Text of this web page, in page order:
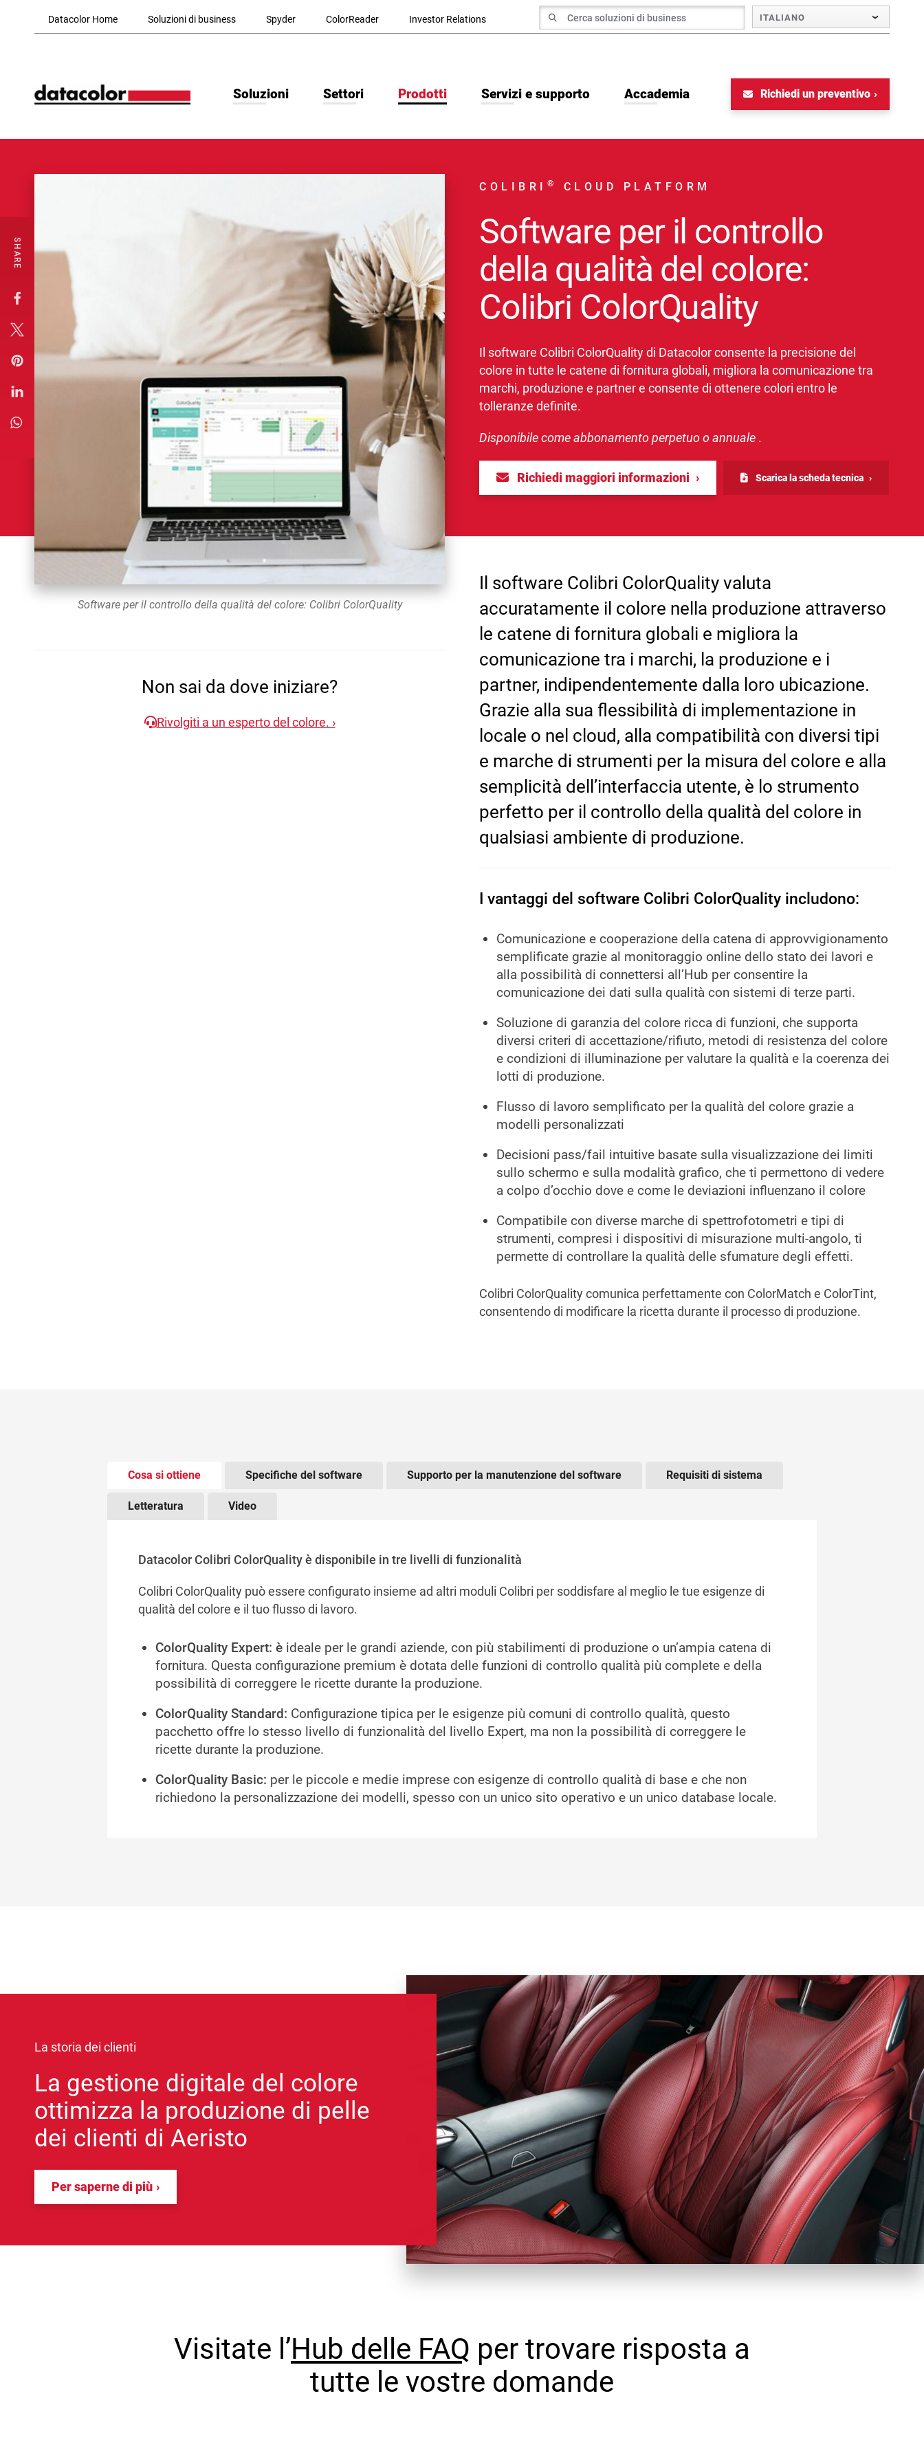
Datacolor Home Soluzioni di business Spyder ColorReader Investor Relations ricerca di
Cerca Ricerca
ITALIANO
Soluzioni Settori Prodotti Servizi e supporto Accademia Richiedi un preventivo
SHARE
Software per il controllo della qualità del colore: Colibri ColorQuality
COLIBRI ® CLOUD PLATFORM
Software per il controllo
della qualità del colore:
Colibri ColorQuality
Il software Colibri ColorQuality di Datacolor consente la precisione del
colore in tutte le catene di fornitura globali, migliora la comunicazione tra
marchi, produzione e partner e consente di ottenere colori entro le
tolleranze definite.
Disponibile come abbonamento perpetuo o annuale .
Richiedi maggiori informazioni Scarica la scheda tecnica
Non sai da dove iniziare?
Rivolgiti a un esperto del colore. ›
Il software Colibri ColorQuality valuta
accuratamente il colore nella produzione attraverso
le catene di fornitura globali e migliora la
comunicazione tra i marchi, la produzione e i
partner, indipendentemente dalla loro ubicazione.
Grazie alla sua flessibilità di implementazione in
locale o nel cloud, alla compatibilità con diversi tipi
e marche di strumenti per la misura del colore e alla
semplicità dell’interfaccia utente, è lo strumento
perfetto per il controllo della qualità del colore in
qualsiasi ambiente di produzione.
I vantaggi del software Colibri ColorQuality includono:
Comunicazione e cooperazione della catena di approvvigionamento
semplificate grazie al monitoraggio online dello stato dei lavori e
alla possibilità di connettersi all’Hub per consentire la
comunicazione dei dati sulla qualità con sistemi di terze parti.
Soluzione di garanzia del colore ricca di funzioni, che supporta
diversi criteri di accettazione/rifiuto, metodi di resistenza del colore
e condizioni di illuminazione per valutare la qualità e la coerenza dei
lotti di produzione.
Flusso di lavoro semplificato per la qualità del colore grazie a
modelli personalizzati
Decisioni pass/fail intuitive basate sulla visualizzazione dei limiti
sullo schermo e sulla modalità grafico, che ti permettono di vedere
a colpo d’occhio dove e come le deviazioni influenzano il colore
Compatibile con diverse marche di spettrofotometri e tipi di
strumenti, compresi i dispositivi di misurazione multi-angolo, ti
permette di controllare la qualità delle sfumature degli effetti.
Colibri ColorQuality comunica perfettamente con ColorMatch e ColorTint,
consentendo di modificare la ricetta durante il processo di produzione.
Cosa si ottiene Specifiche del software Supporto per la manutenzione del software Requisiti di sistema
Letteratura Video
Datacolor Colibri ColorQuality è disponibile in tre livelli di funzionalità
Colibri ColorQuality può essere configurato insieme ad altri moduli Colibri per soddisfare al meglio le tue esigenze di
qualità del colore e il tuo flusso di lavoro.
ColorQuality Expert: è ideale per le grandi aziende, con più stabilimenti di produzione o un’ampia catena di
fornitura. Questa configurazione premium è dotata delle funzioni di controllo qualità più complete e della
possibilità di correggere le ricette durante la produzione.
ColorQuality Standard: Configurazione tipica per le esigenze più comuni di controllo qualità, questo
pacchetto offre lo stesso livello di funzionalità del livello Expert, ma non la possibilità di correggere le
ricette durante la produzione.
ColorQuality Basic: per le piccole e medie imprese con esigenze di controllo qualità di base e che non
richiedono la personalizzazione dei modelli, spesso con un unico sito operativo e un unico database locale.
La storia dei clienti
La gestione digitale del colore
ottimizza la produzione di pelle
dei clienti di Aeristo
Per saperne di più
Visitate l’Hub delle FAQ per trovare risposta a
tutte le vostre domande